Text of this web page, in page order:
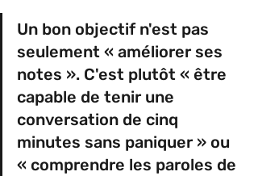
Un bon objectif n'est pas
seulement « améliorer ses
notes ». C'est plutôt « être
capable de tenir une
conversation de cinq
minutes sans paniquer » ou
« comprendre les paroles de